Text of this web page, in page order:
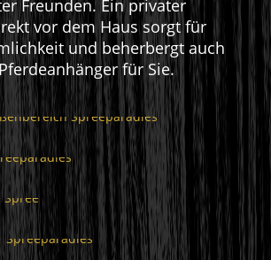
Freunden. Ein privater
vor dem Haus sorgt für
und beherbergt auch
für Sie.